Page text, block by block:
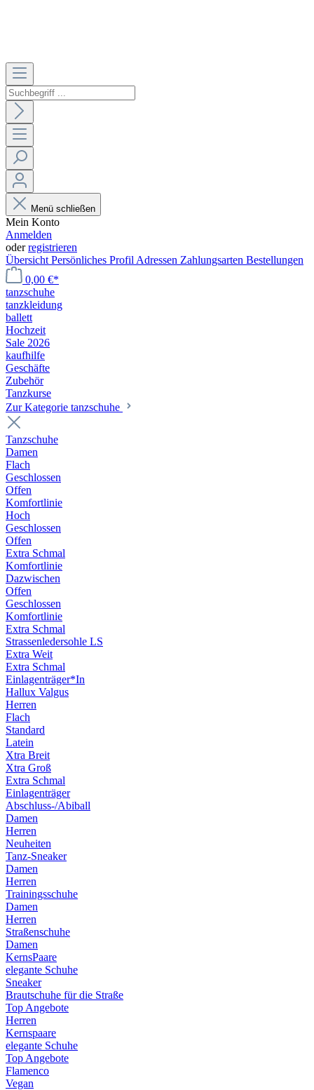
Menü schließen
Mein Konto
Anmelden
oderregistrieren
Übersicht Persönliches Profil Adressen Zahlungsarten Bestellungen
0,00 €*
tanzschuhe
tanzkleidung
ballett
Hochzeit
Sale 2026
kaufhilfe
Geschäfte
Zubehör
Tanzkurse
Zur Kategorie tanzschuhe
Tanzschuhe
Damen
Flach
Geschlossen
Offen
Komfortlinie
Hoch
Geschlossen
Offen
Extra Schmal
Komfortlinie
Dazwischen
Offen
Geschlossen
Komfortlinie
Extra Schmal
Strassenledersohle LS
Extra Weit
Extra Schmal
Einlagenträger*In
Hallux Valgus
Herren
Flach
Standard
Latein
Xtra Breit
Xtra Groß
Extra Schmal
Einlagenträger
Abschluss-/Abiball
Damen
Herren
Neuheiten
Tanz-Sneaker
Damen
Herren
Trainingsschuhe
Damen
Herren
Straßenschuhe
Damen
KernsPaare
elegante Schuhe
Sneaker
Brautschuhe für die Straße
Top Angebote
Herren
Kernspaare
elegante Schuhe
Top Angebote
Flamenco
Vegan